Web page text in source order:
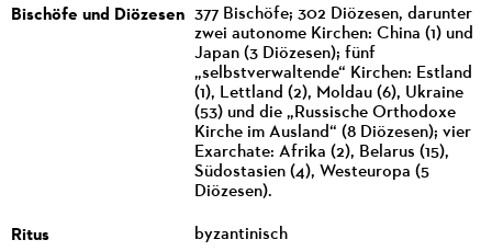
Bischöfe und Diözesen 377 Bischöfe; 302 Diözesen, darunter
zwei autonome Kirchen: China (1) und
Japan (3 Diözesen); fünf
„selbstverwaltende“ Kirchen: Estland
(1), Lettland (2), Moldau (6), Ukraine
(53) und die „Russische Orthodoxe
Kirche im Ausland“ (8 Diözesen); vier
Exarchate: Afrika (2), Belarus (15),
Südostasien (4), Westeuropa (5
Diözesen).
Ritus byzantinisch